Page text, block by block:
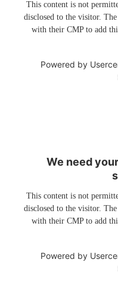
This content is not
disclosed to the visitor.
with their CMP to add
Powered by
We need
This content is not
disclosed to the visitor.
with their CMP to add
Powered by